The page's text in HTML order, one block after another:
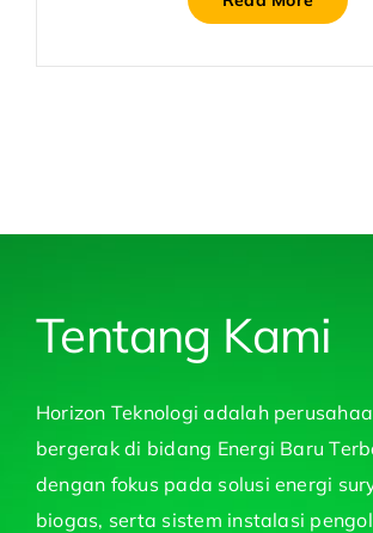
Tentang Kami
Horizon Teknologi adalah
bergerak di bidang Energi Baru
dengan fokus pada solusi energi
biogas, serta sistem instalasi